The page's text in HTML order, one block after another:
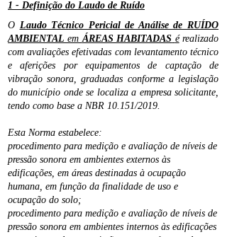
1 - Definição do Laudo de Ruído
O Laudo Técnico Pericial de Análise de RUÍDO
AMBIENTAL emÁREAS HABITADAS érealizado
com avaliações efetivadas com levantamento técnico
e aferições por equipamentos de captação de
vibração sonora, graduadas conforme a legislação
do município onde se localiza a empresa solicitante,
tendo como base a NBR 10.151/2019.
Esta Norma estabelece:
procedimento para medição e avaliação de níveis de
pressão sonora em ambientes externos às
edificações, em áreas destinadas à ocupação
humana, em função da finalidade de uso e
ocupação do solo;
procedimento para medição e avaliação de níveis de
pressão sonora em ambientes internos às edificações